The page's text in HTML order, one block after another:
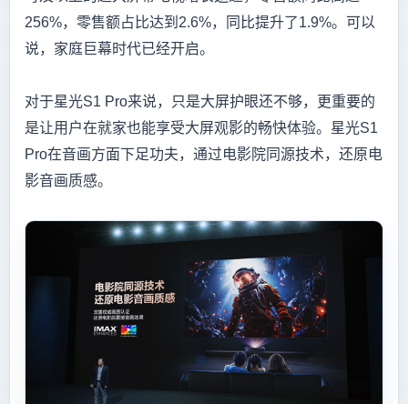
256%，零售额占比达到2.6%，同比提升了1.9%。可以
说，家庭巨幕时代已经开启。
对于星光S1 Pro来说，只是大屏护眼还不够，更重要的
是让用户在就家也能享受大屏观影的畅快体验。星光S1
Pro在音画方面下足功夫，通过电影院同源技术，还原电
影音画质感。